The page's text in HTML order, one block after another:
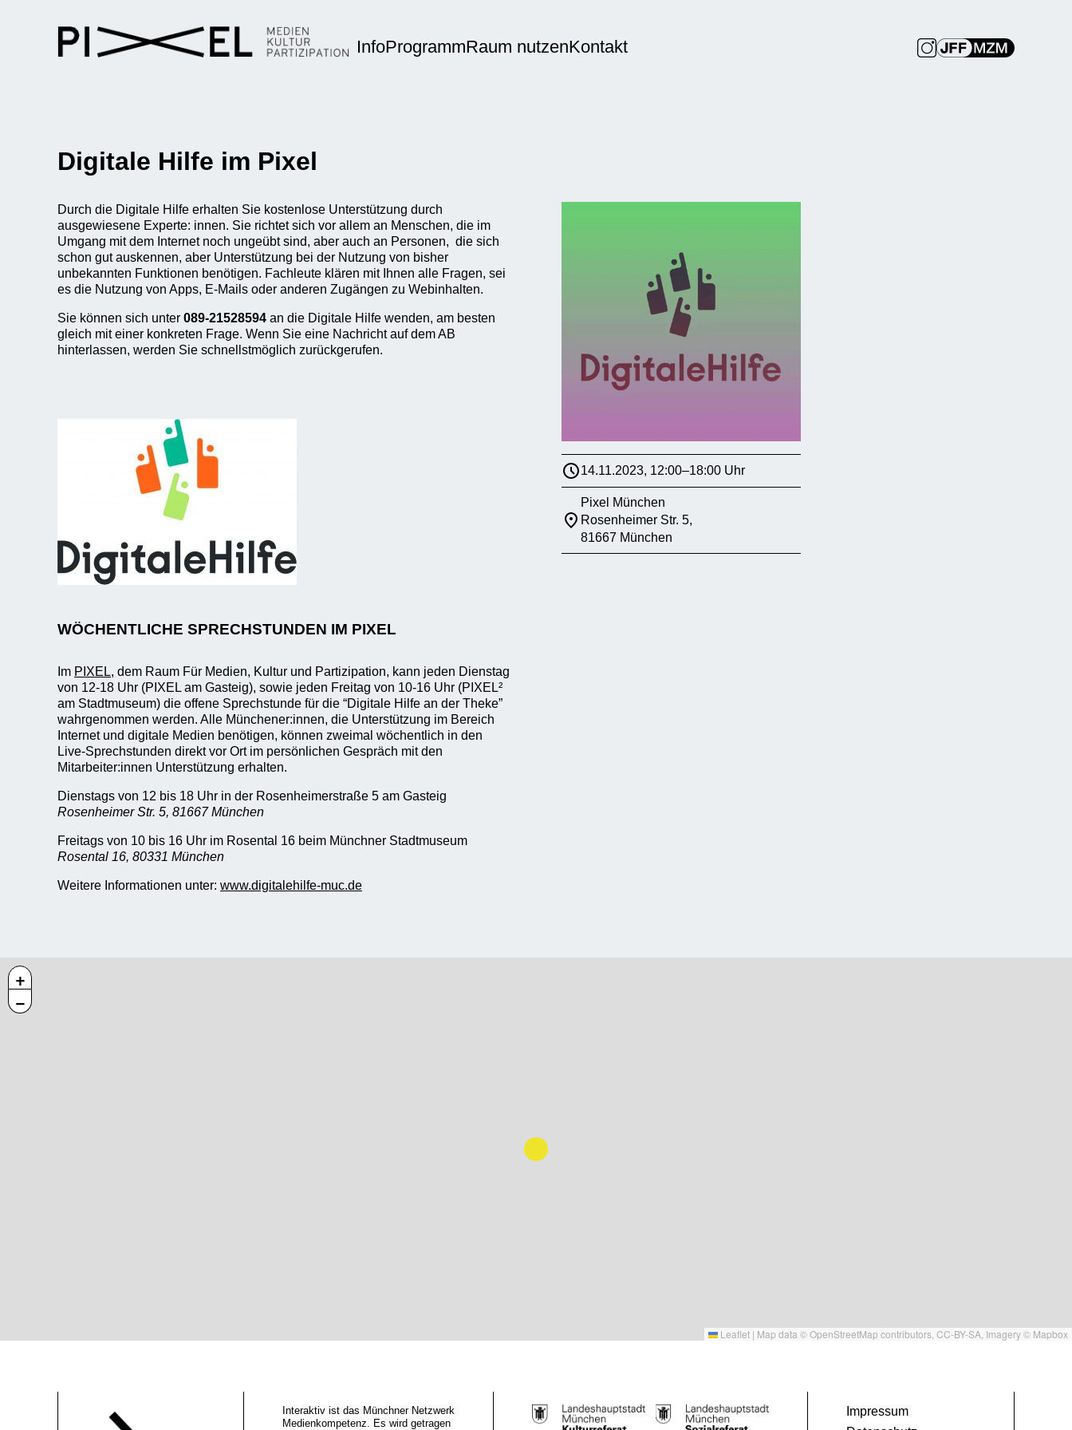
InfoProgrammRaum nutzenKontakt
Digitale Hilfe im Pixel
Durch die Digitale Hilfe erhalten Sie kostenlose Unterstützung durch
ausgewiesene Experte: innen. Sie richtet sich vor allem an Menschen, die im
Umgang mit dem Internet noch ungeübt sind, aber auch an Personen, die sich
schon gut auskennen, aber Unterstützung bei der Nutzung von bisher
unbekannten Funktionen benötigen. Fachleute klären mit Ihnen alle Fragen, sei
es die Nutzung von Apps, E-Mails oder anderen Zugängen zu Webinhalten.
Sie können sich unter 089-21528594 an die Digitale Hilfe wenden, am besten
gleich mit einer konkreten Frage. Wenn Sie eine Nachricht auf dem AB
hinterlassen, werden Sie schnellstmöglich zurückgerufen.
WÖCHENTLICHE SPRECHSTUNDEN IM PIXEL
Im PIXEL, dem Raum Für Medien, Kultur und Partizipation, kann jeden Dienstag
von 12-18 Uhr (PIXEL am Gasteig), sowie jeden Freitag von 10-16 Uhr (PIXEL²
am Stadtmuseum) die offene Sprechstunde für die “Digitale Hilfe an der Theke”
wahrgenommen werden. Alle Münchener:innen, die Unterstützung im Bereich
Internet und digitale Medien benötigen, können zweimal wöchentlich in den
Live-Sprechstunden direkt vor Ort im persönlichen Gespräch mit den
Mitarbeiter:innen Unterstützung erhalten.
Dienstags von 12 bis 18 Uhr in der Rosenheimerstraße 5 am Gasteig
Rosenheimer Str. 5, 81667 München
Freitags von 10 bis 16 Uhr im Rosental 16 beim Münchner Stadtmuseum
Rosental 16, 80331 München
Weitere Informationen unter: www.digitalehilfe-muc.de
14.11.2023, 12:00–18:00 Uhr
Pixel München
Rosenheimer Str. 5,
81667 München
+
−
Leaflet | Map data ©OpenStreetMap contributors, CC-BY-SA , Imagery © Mapbox
Interaktiv ist das Münchner Netzwerk
Medienkompetenz. Es wird getragen
Impressum